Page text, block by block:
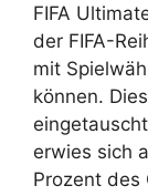
FIFA
der FIFA-
mit
können.
erwies sich
Prozent des